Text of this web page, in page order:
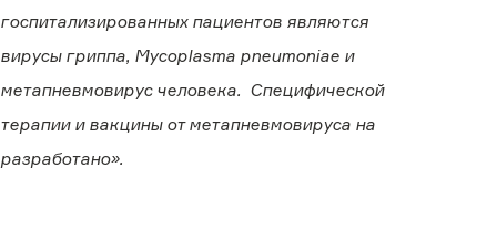
госпитализированных пациентов являются
вирусы гриппа, Mycoplasma pneumoniae и
метапневмовирус человека. Специфической
терапии и вакцины от метапневмовируса на
разработано».